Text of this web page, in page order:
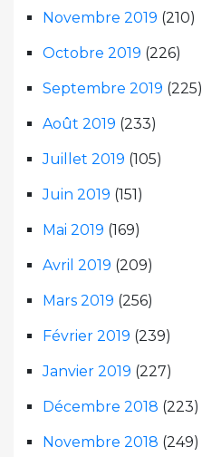
Novembre 2019 (210)
Octobre 2019 (226)
Septembre 2019 (225)
Août 2019 (233)
Juillet 2019 (105)
Juin 2019 (151)
Mai 2019 (169)
Avril 2019 (209)
Mars 2019 (256)
Février 2019 (239)
Janvier 2019 (227)
Décembre 2018 (223)
Novembre 2018 (249)